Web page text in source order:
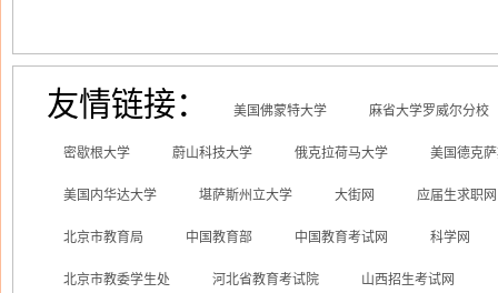
友情链接： 美国佛蒙特大学 麻省大学罗威尔分校
密歇根大学 蔚山科技大学 俄克拉荷马大学 美国德克
美国内华达大学 堪萨斯州立大学 大街网 应届生求职网
北京市教育局 中国教育部 中国教育考试网 科学网
北京市教委学生处 河北省教育考试院 山西招生考试网